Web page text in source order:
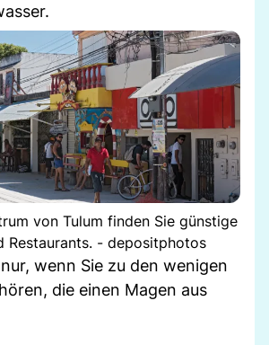
von Tulum finden Sie günstige
Restaurants. - depositphotos
wenn Sie zu den wenigen
die einen Magen aus